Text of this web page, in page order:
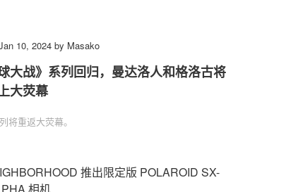
10, 2024 by Masako
大战》系列回归，曼达洛人和格洛古将
大荧幕
将重返大荧幕。